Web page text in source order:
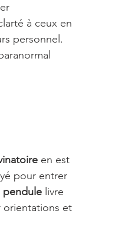
à ceux en
personnel.
en est
pour entrer
pendule livre
orientations et